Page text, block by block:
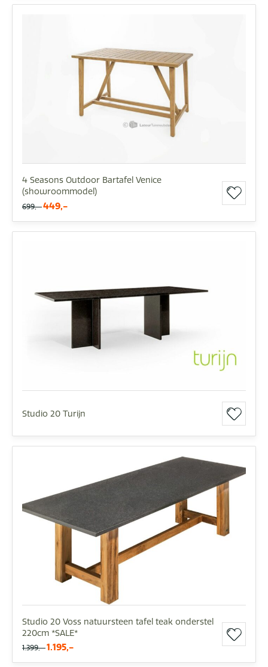
4 Seasons Outdoor Bartafel Venice
(showroommodel)
699,- 449,-
Studio 20 Turijn
Studio 20 Voss natuursteen tafel teak onderstel
220cm *SALE*
1.399,- 1.195,-